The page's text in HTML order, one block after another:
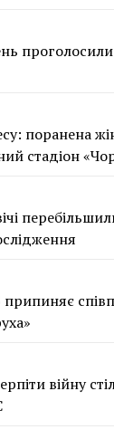
поранена
стадіон
припиняє
війну